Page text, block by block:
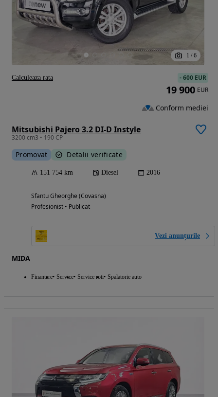
1 / 6
Mitsubishi Pajero 3.2 DI-D Instyle
3200 cm3 • 190 CP
Promovat Detalii verificate
151 754 km Diesel 2016
Sfantu Gheorghe (Covasna)
Profesionist • Publicat
Vezi anunțurile
MIDA
Finantare Service Service roti Spalatorie auto
-600 EUR
19 900 EUR
Conform mediei
Calculeaza rata